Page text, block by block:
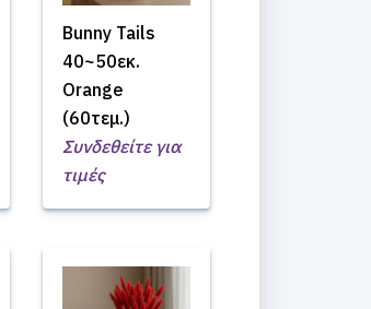
Bunny Tails
40~50εκ.
Orange
(60τεμ.)
Συνδεθείτε για
τιμές